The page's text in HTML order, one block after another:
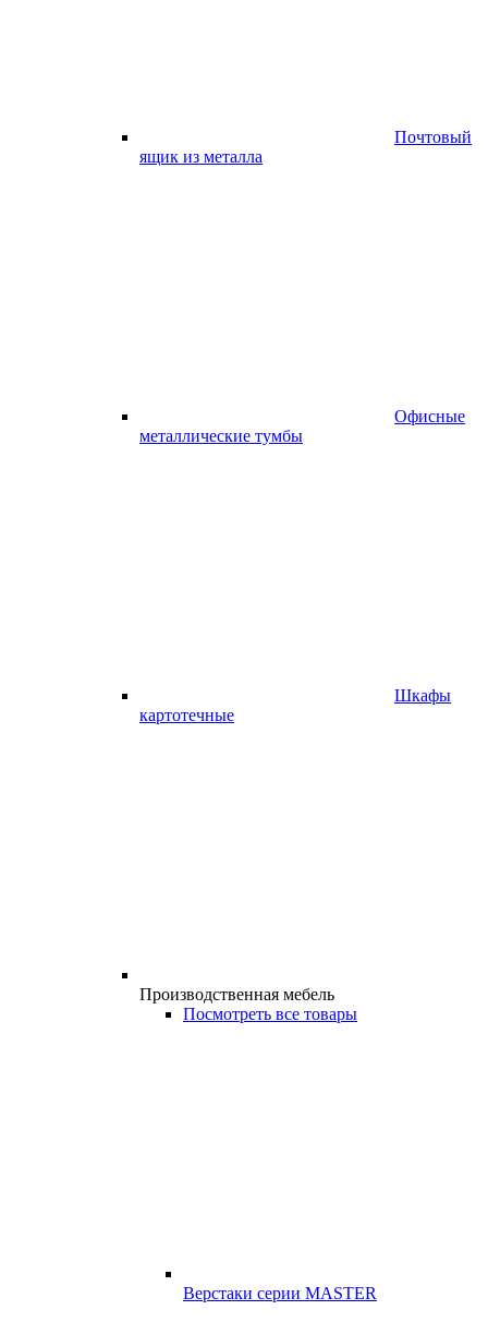
Почтовый
ящик из металла
Офисные
металлические тумбы
Шкафы
картотечные
Производственная мебель
Посмотреть все товары
Верстаки серии MASTER